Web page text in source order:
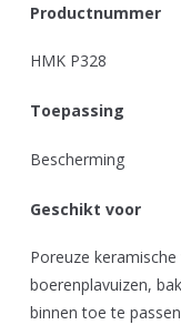
Productnummer
HMK P328
Toepassing
Bescherming
Geschikt voor
Poreuze
boerenplavuizen,
binnen toe te